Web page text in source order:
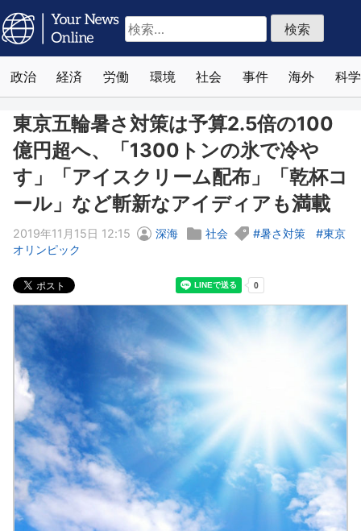
検
索:
政治 経済 労働 環境 社会 事件 海外 科学
東京五輪暑さ対策は予算2.5倍の100
億円超へ、「1300トンの氷で冷や
す」「アイスクリーム配布」「乾杯コ
ール」など斬新なアイディアも満載
2019年11月15日 12:15 深海 社会 暑さ対策
東京
オリンピック